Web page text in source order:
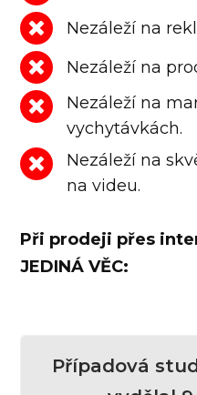
Nezáleží na
Nezáleží na
Nezáleží na
vychytávkách.
Nezáleží na
na videu.
Při prodeji přes
JEDINÁ VĚC:
Případová